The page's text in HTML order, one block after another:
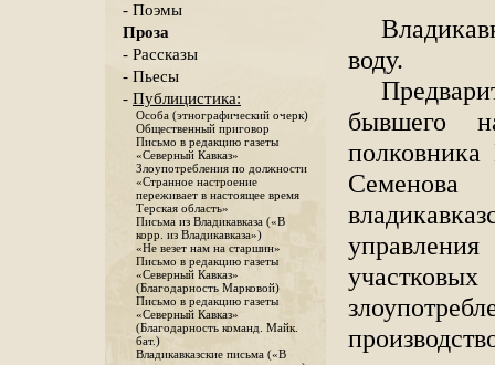
- Поэмы
Проза
- Рассказы
- Пьесы
- Публицистика:
Особа (этнографический очерк)
Общественный приговор
Письмо в редакцию газеты
«Северный Кавказ»
Злоупотребления по должности
«Странное настроение
переживает в настоящее время
Терская область»
Письма из Владикавказа («В
корр. из Владикавказа»)
«Не везет нам на старшин»
Письмо в редакцию газеты
«Северный Кавказ»
(Благодарность Марковой)
Письмо в редакцию газеты
«Северный Кавказ»
(Благодарность команд. Майк.
бат.)
Владикавказские письма («В
воду.
бывшего